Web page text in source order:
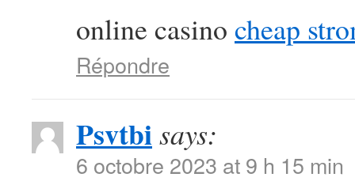
online casino cheap
Répondre
Psvtbisays:
6 octobre 2023 at 9 h 15 min